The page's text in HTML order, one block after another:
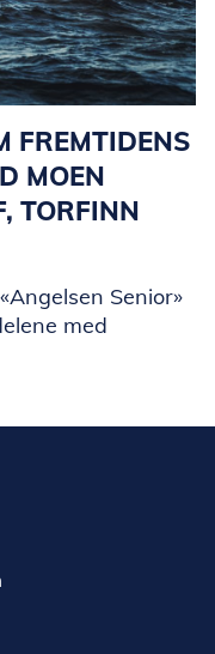
FREMTIDENS
MOEN
TORFINN
Senior»
med